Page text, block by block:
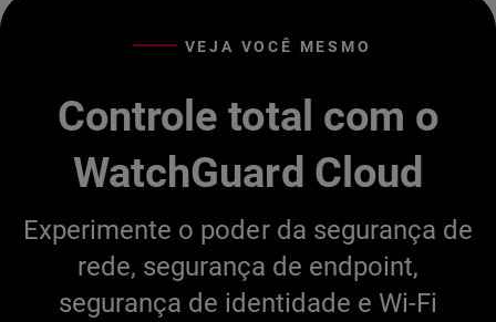
VEJA VOCÊ MESMO
Controle total com o
WatchGuard Cloud
Experimente o poder da segurança de
rede, segurança de endpoint,
segurança de identidade e Wi-Fi